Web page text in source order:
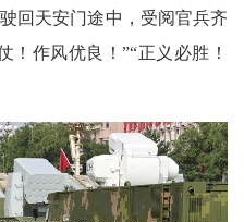
回天安门途中，受阅官兵齐
！作风优良！”“正义必胜！